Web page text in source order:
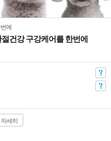
에
건강 구강케어를 한번에
자세히